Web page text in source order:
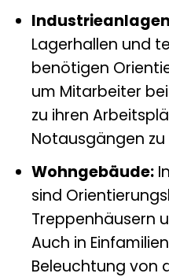
Lagerhallen und
benötigen
um Mitarbeiter
zu ihren
Notausgängen zu
Wohngebäude:
sind
Treppenhäusern
Auch in
Beleuchtung von